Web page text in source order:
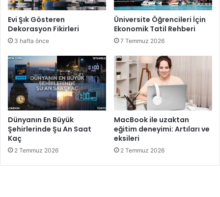
Evi Şık Gösteren
Dekorasyon Fikirleri
3 hafta önce
Üniversite Öğrencileri İçin
Ekonomik Tatil Rehberi
7 Temmuz 2026
Dünyanın En Büyük
Şehirlerinde Şu An Saat
Kaç
2 Temmuz 2026
MacBook ile uzaktan
eğitim deneyimi: Artıları ve
eksileri
2 Temmuz 2026